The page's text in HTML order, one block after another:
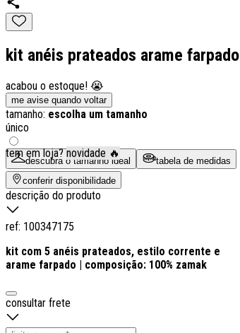
kit anéis prateados arame farpado
acabou o estoque! 😭
me avise quando voltar
tamanho: escolha um tamanho
único
descubra o tamanho ideal tabela de medidas
tem em loja? novidade 🔥
conferir disponibilidade
descrição do produto
ref: 100347175
kit com 5 anéis prateados, estilo corrente e
arame farpado | composição: 100% zamak
consultar frete